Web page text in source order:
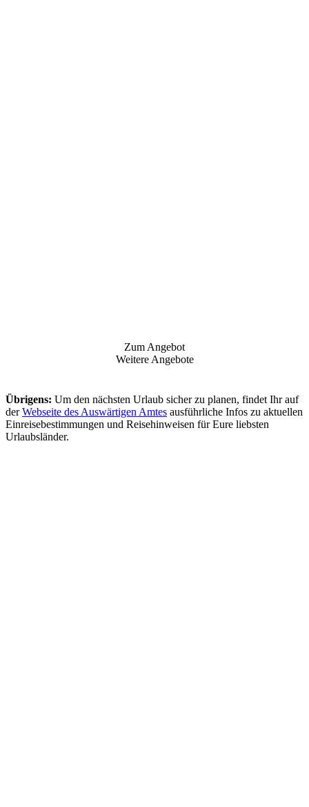
Zum Angebot
Weitere Angebote
Übrigens: Um den nächsten Urlaub sicher zu planen, findet Ihr auf
derWebseite des Auswärtigen Amtes ausführliche Infos zu aktuellen
Einreisebestimmungen und Reisehinweisen für Eure liebsten
Urlaubsländer.